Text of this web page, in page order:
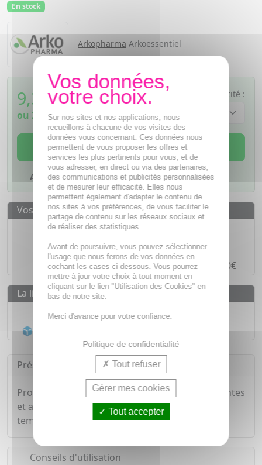
En stock
Arkopharma Arkoessentiel
9,38€ TTC
ou 2,35€si 4 fois sans frais
Quantité :
AJOUTER AU PANIER
Ajouter à mes favoris
Vos avantages
Des prixIMBATTABLES
Paiement en ligneSÉCURISÉ
Paiement en4 fois sans fraisà partir de 30€
La livraison
Livraison gratuite dès
55€
Présentation
Protège toute la famille (adultes, femmes enceintes
et allaitantes, enfants dès 6 mois) 8h en zone
tempérée et 7h en zone tropicale.
Conseils d'utilisation
Sur nos sites et nos applications, nous
recueillons à chacune de vos visites des
données vous concernant. Ces données nous
permettent de vous proposer les offres et
services les plus pertinents pour vous, et de
vous adresser, en direct ou via des partenaires,
des communications et publicités personnalisées
et de mesurer leur efficacité. Elles nous
permettent également d'adapter le contenu de
nos sites à vos préférences, de vous faciliter le
partage de contenu sur les réseaux sociaux et
de réaliser des statistiques
Avant de poursuivre, vous pouvez sélectionner
l'usage que nous ferons de vos données en
cochant les cases ci-dessous. Vous pourrez
mettre à jour votre choix à tout moment en
cliquant sur le lien "Utilisation des Cookies" en
bas de notre site.
Merci d'avance pour votre confiance.
Politique de confidentialité
Tout refuser
Gérer mes cookies
Tout accepter